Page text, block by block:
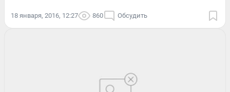
18 января, 2016, 12:27 860 Обсудить